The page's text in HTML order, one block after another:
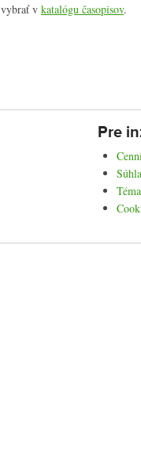
v katalógu časopisov.
Pre